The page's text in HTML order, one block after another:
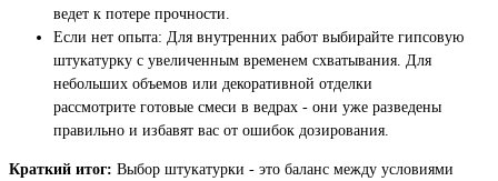
ведет к потере прочности.
Если нет опыта: Для внутренних работ выбирайте гипсовую
штукатурку с увеличенным временем схватывания. Для
небольших объемов или декоративной отделки
рассмотрите готовые смеси в ведрах - они уже разведены
правильно и избавят вас от ошибок дозирования.
Краткий итог: Выбор штукатурки - это баланс между условиями